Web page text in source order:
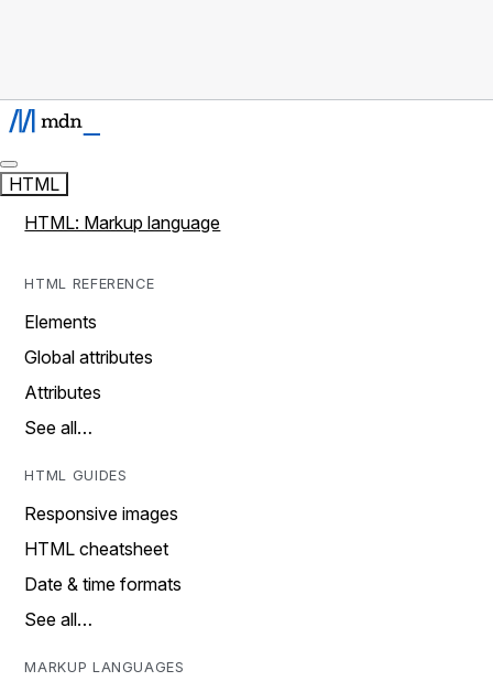
HTML
HTML: Markup language
HTML REFERENCE
Elements
Global attributes
Attributes
See all…
HTML GUIDES
Responsive images
HTML cheatsheet
Date & time formats
See all…
MARKUP LANGUAGES